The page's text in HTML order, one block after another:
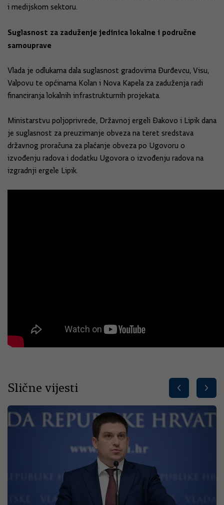
i medijskom sektoru.
Suglasnost za zaduženje jedinica lokalne i područne
samouprave
Vlada je odlukama dala suglasnost gradovima Đurđevcu, Visu,
Valpovu te općinama Kolan i Nova Kapela za zaduženja radi
financiranja lokalnih infrastrukturnih projekata.
Ministarstvu poljoprivrede, Državnoj ergeli Đakovo i Lipik dana
je suglasnost za preuzimanje obveza na teret sredstava
državnog proračuna za plaćanje obveza po Ugovoru o
izvođenju radova i dodatku Ugovora o izvođenju radova na
izgradnji ergele Lipik.
Slične vijesti